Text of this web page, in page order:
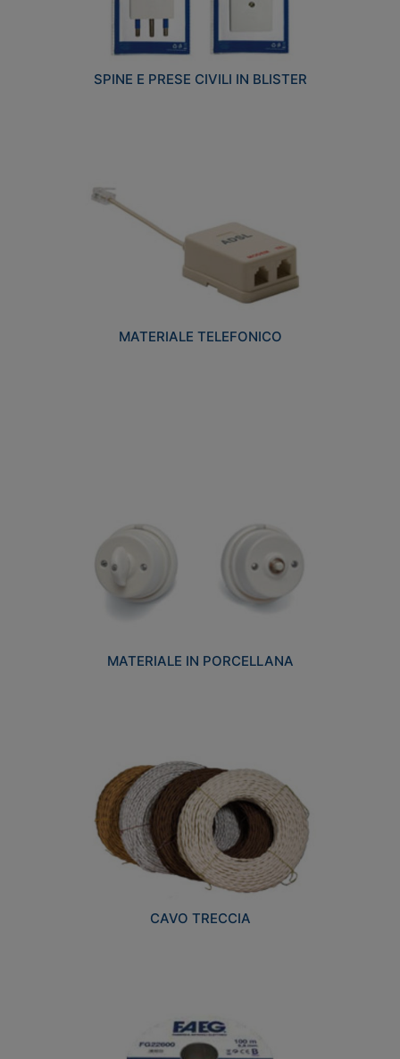
SPINE E PRESE CIVILI IN BLISTER
MATERIALE TELEFONICO
MATERIALE IN PORCELLANA
CAVO TRECCIA